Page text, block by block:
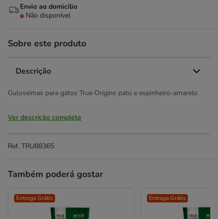
Envio ao domicílio
Não disponível
Sobre este produto
Descrição
Guloseimas para gatos True Origins pato e espinheiro-amarelo
Ver descrição completa
Ref. TRU88365
Também poderá gostar
Entrega Grátis Entrega Grátis